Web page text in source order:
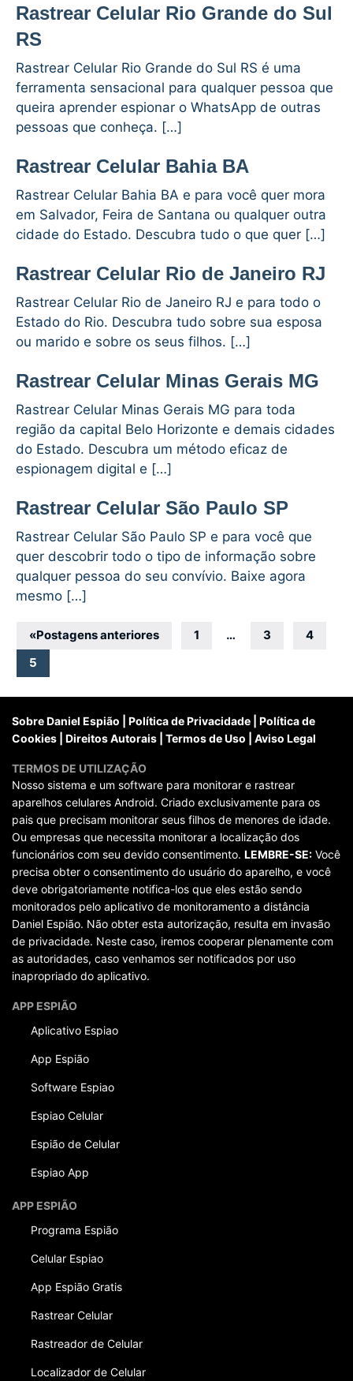
Rastrear Celular Rio Grande do Sul
RS
Rastrear Celular Rio Grande do Sul RS é uma
ferramenta sensacional para qualquer pessoa que
queira aprender espionar o WhatsApp de outras
pessoas que conheça. […]
Rastrear Celular Bahia BA
Rastrear Celular Bahia BA e para você quer mora
em Salvador, Feira de Santana ou qualquer outra
cidade do Estado. Descubra tudo o que quer […]
Rastrear Celular Rio de Janeiro RJ
Rastrear Celular Rio de Janeiro RJ e para todo o
Estado do Rio. Descubra tudo sobre sua esposa
ou marido e sobre os seus filhos. […]
Rastrear Celular Minas Gerais MG
Rastrear Celular Minas Gerais MG para toda
região da capital Belo Horizonte e demais cidades
do Estado. Descubra um método eficaz de
espionagem digital e […]
Rastrear Celular São Paulo SP
Rastrear Celular São Paulo SP e para você que
quer descobrir todo o tipo de informação sobre
qualquer pessoa do seu convívio. Baixe agora
mesmo […]
Navegação
por
posts
«Postagens anteriores 1 … 3
4
5
Sobre Daniel Espião Política de Privacidade
Política de
Cookies
Direitos Autorais Termos de Uso Aviso Legal
TERMOS DE UTILIZAÇÃO
Nosso sistema e um software para monitorar e rastrear
aparelhos celulares Android. Criado exclusivamente para os
pais que precisam monitorar seus filhos de menores de idade.
Ou empresas que necessita monitorar a localização dos
funcionários com seu devido consentimento. LEMBRE-SE: Você
precisa obter o consentimento do usuário do aparelho, e você
deve obrigatoriamente notifica-los que eles estão sendo
monitorados pelo aplicativo de monitoramento a distância
Daniel Espião. Não obter esta autorização, resulta em invasão
de privacidade. Neste caso, iremos cooperar plenamente com
as autoridades, caso venhamos ser notificados por uso
inapropriado do aplicativo.
APP ESPIÃO
Aplicativo Espiao
App Espião
Software Espiao
Espiao Celular
Espião de Celular
Espiao App
APP ESPIÃO
Programa Espião
Celular Espiao
App Espião Gratis
Rastrear Celular
Rastreador de Celular
Localizador de Celular